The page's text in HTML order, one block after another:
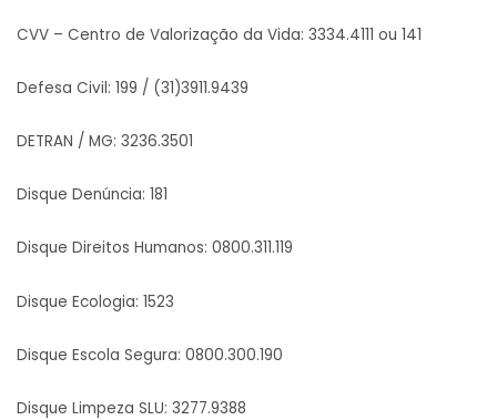
CVV – Centro de Valorização da Vida: 3334.4111 ou 141
Defesa Civil: 199 / (31)3911.9439
DETRAN / MG: 3236.3501
Disque Denúncia: 181
Disque Direitos Humanos: 0800.311.119
Disque Ecologia: 1523
Disque Escola Segura: 0800.300.190
Disque Limpeza SLU: 3277.9388